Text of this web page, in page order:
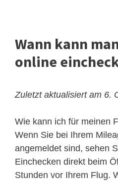
Wann kann
online
Zuletzt aktualisiert am 6.
Wie kann ich für meinen
Wenn Sie bei Ihrem
angemeldet sind, sehen
Einchecken direkt beim
Stunden vor Ihrem Flug.